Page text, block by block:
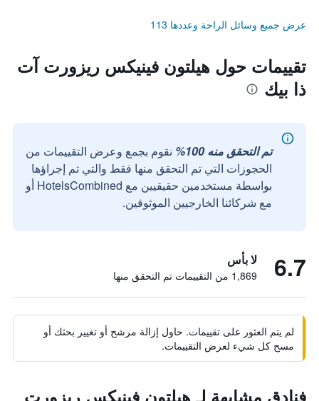
عرض جميع وسائل الراحة وعددها 113
تقييمات حول هيلتون فينيكس ريزورت آت
ذا بيك
تم التحقق منه 100%
نقوم بجمع وعرض التقييمات من
الحجوزات التي تم التحقق منها فقط والتي تم إجراؤها
بواسطة مستخدمين حقيقيين مع HotelsCombined أو
مع شركائنا الخارجيين الموثوقين.
6.7 لا بأس
1,869 من التقييمات تم التحقق منها
لم يتم العثور على تقييمات. حاول إزالة مرشح أو تغيير بحثك أو
مسح كل شيء لعرض التقييمات.
فنادق مشابهة لـ هيلتون فينيكس ريزورت